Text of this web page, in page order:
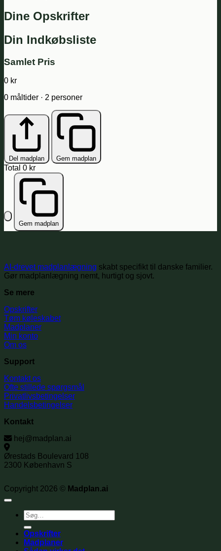
Dine Opskrifter
Din Indkøbsliste
Samlet Pris
0 kr
0 måltider · 2 personer
Del madplan Gem madplan
Total 0 kr
Gem madplan
AI-drevet madplanlægning skabt specifikt til danske familier.
Gør madplanlægning nemt, hurtigt og sjovt.
Se mere
Opskrifter
Tøm køleskabet
Madplaner
Min konto
Om os
Support
Kontakt os
Ofte stillede spørgsmål
Privatlivsbetingelser
Handelsbetingelser
Kontakt
hej@madplan.ai
Ørestads Boulevard 108
2300 København S
Copyright 2026 © Madplan.ai
Søg
efter:
Opskrifter
Madplaner